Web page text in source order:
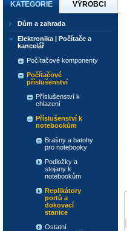
KATEGORIE VÝROBCI
Dům a zahrada
Elektronika | Počítače a
kancelář
Počítačové komponenty
Počítačové
příslušenství
Příslušenství k
chlazení
Příslušenství k
notebookům
Brašny a batohy
pro notebooky
Podložky a
stojany k
notebookům
Replikátory
portů a
dokovací
stanice
Ostatní